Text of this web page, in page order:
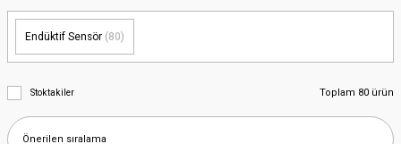
Endüktif Sensör (80)
Stoktakiler Toplam 80 ürün